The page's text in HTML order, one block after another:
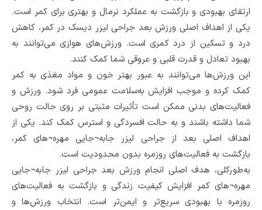
ارتقای بهبودی و بازگشت به عملکرد نرمال و بهتری برای کمر است.
یکی از اهداف اصلی ورزش بعد جراحی لیزر دیسک در کمر، کاهش
درد و تسکین از درد کمری است. ورزش‌های هوازی می‌توانند به
بهبود تعادل و قدرت قلبی و عروقی شما کمک کنند.
این ورزش‌ها می‌توانند به عبور بهتر خون و مواد مغذی به کمر
کمک کرده و موجب افزایش به‌سلامت عمومی فرد شود. ورزش و
فعالیت‌های بدنی ممکن است تأثیرات مثبتی بر روی حالت روحی
شما داشته باشند و به حالت افسردگی و استرس کمک کند. یکی از
اهداف اصلی بعد از جراحی لیزر جابه¬جایی مهره¬های کمر،
بازگشت به فعالیت‌های روزمره بدون محدودیت است.
به‌طورکلی، هدف اصلی انجام ورزش بعد جراحی لیزر جابه¬جایی
مهره¬های کمر افزایش کیفیت زندگی و بازگشت به فعالیت‌های
روزمره با بهبودی سریع‌تر و ایمن‌تر است. انتخاب ورزش‌ها و